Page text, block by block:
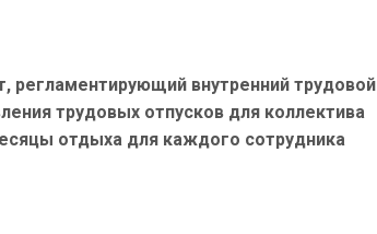
регламентирующий внутренний трудовой
трудовых отпусков для коллектива
отдыха для каждого сотрудника